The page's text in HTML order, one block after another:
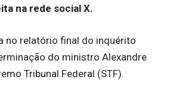
na rede social X.
no relatório final do inquérito
do ministro Alexandre
Tribunal Federal (STF).